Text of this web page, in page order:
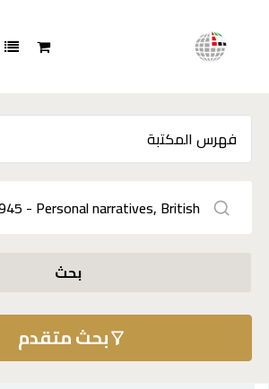
بحث
بحث متقدم